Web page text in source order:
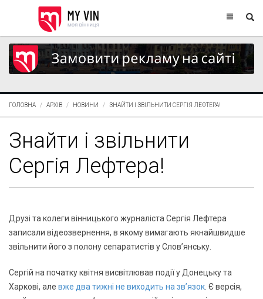
ГОЛОВНА АРХІВ НОВИНИ ЗНАЙТИ І ЗВІЛЬНИТИ СЕРГІЯ ЛЕФТЕРА!
Знайти і звільнити
Сергія Лефтера!
Друзі та колеги вінницького журналіста Сергія Лефтера
записали відеозвернення, в якому вимагають якнайшвидше
звільнити його з полону сепаратистів у Слов’янську.
Сергій на початку квітня висвітлював події у Донецьку та
Харкові, але вже два тижні не виходить на зв’язок . Є версія,